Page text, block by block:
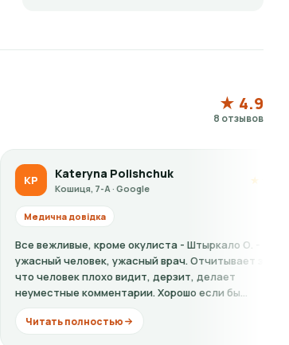
★ 4.9
8 отзывов
★★★★★
- Штыркало О. -
врач. Отчитывает за то
дерзит, делает
Хорошо если бы...
Кошмарный
на справку
хамовитая
ещё...